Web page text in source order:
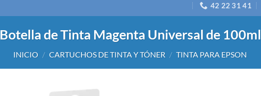
42 22 31 41
Botella de Tinta Magenta Universal de 100ml
INICIO / CARTUCHOS DE TINTA Y TÓNER / TINTA PARA EPSON